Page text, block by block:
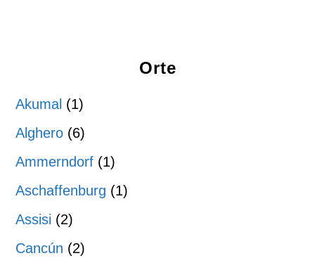
Orte
Akumal (1)
Alghero (6)
Ammerndorf (1)
Aschaffenburg (1)
Assisi (2)
Cancún (2)